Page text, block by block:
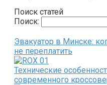
Поиск статей
Поиск:
Эвакуатор в Минске:
не переплатить
Технические
современного